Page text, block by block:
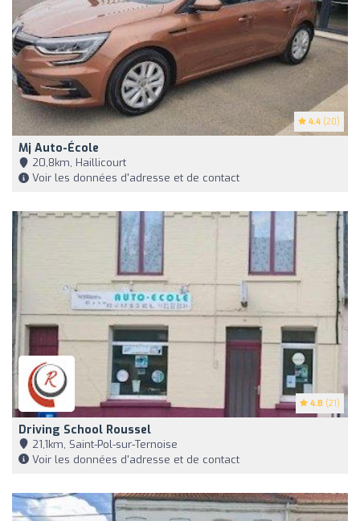
4.4 (20)
Mj Auto-École
20,8km, Haillicourt
Voir les données d'adresse et de contact
4.8 (21)
Driving School Roussel
21,1km, Saint-Pol-sur-Ternoise
Voir les données d'adresse et de contact